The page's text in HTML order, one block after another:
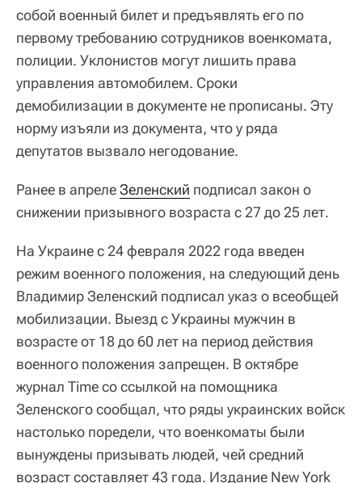
собой военный билет и предъявлять его по
первому требованию сотрудников военкомата,
полиции. Уклонистов могут лишить права
управления автомобилем. Сроки
демобилизации в документе не прописаны. Эту
норму изъяли из документа, что у ряда
депутатов вызвало негодование.
Ранее в апрелеЗеленский подписал закон о
снижении призывного возраста с 27 до 25 лет.
На Украине с 24 февраля 2022 года введен
режим военного положения, на следующий день
Владимир Зеленский подписал указ о всеобщей
мобилизации. Выезд с Украины мужчин в
возрасте от 18 до 60 лет на период действия
военного положения запрещен. В октябре
журнал Time со ссылкой на помощника
Зеленского сообщал, что ряды украинских войск
настолько поредели, что военкоматы были
вынуждены призывать людей, чей средний
возраст составляет 43 года. Издание New York